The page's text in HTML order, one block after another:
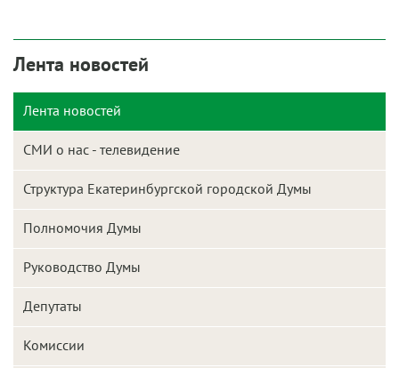
Лента новостей
Лента новостей
СМИ о нас - телевидение
Структура Екатеринбургской городской Думы
Полномочия Думы
Руководство Думы
Депутаты
Комиссии